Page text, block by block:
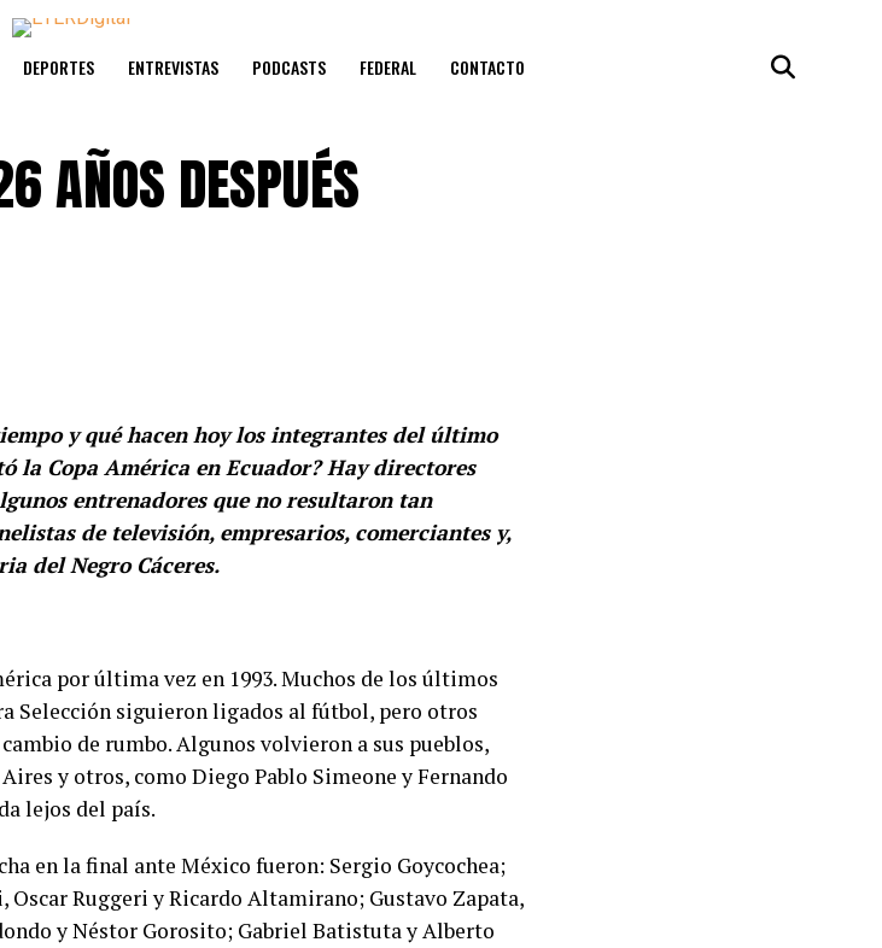
DEPORTES ENTREVISTAS PODCASTS FEDERAL CONTACTO
AÑOS DESPUÉS
y qué hacen hoy los integrantes del último
la Copa América en Ecuador? Hay directores
entrenadores que no resultaron tan
de televisión, empresarios, comerciantes y,
del Negro Cáceres.
por última vez en 1993. Muchos de los últimos
Selección siguieron ligados al fútbol, pero otros
de rumbo. Algunos volvieron a sus pueblos,
y otros, como Diego Pablo Simeone y Fernando
lejos del país.
en la final ante México fueron: Sergio Goycochea;
Oscar Ruggeri y Ricardo Altamirano; Gustavo Zapata,
y Néstor Gorosito; Gabriel Batistuta y Alberto